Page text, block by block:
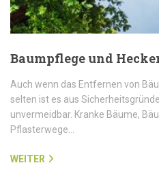
Baumpflege und
Auch wenn das Entfernen von
selten ist es aus
unvermeidbar. Kranke Bäume,
Pflasterwege…
WEITER